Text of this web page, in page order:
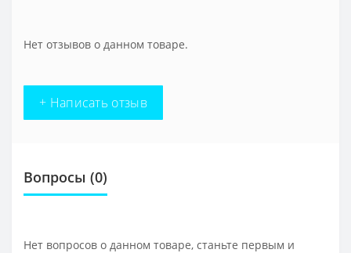
Нет отзывов о данном товаре.
+ Написать отзыв
Вопросы (0)
Нет вопросов о данном товаре, станьте первым и